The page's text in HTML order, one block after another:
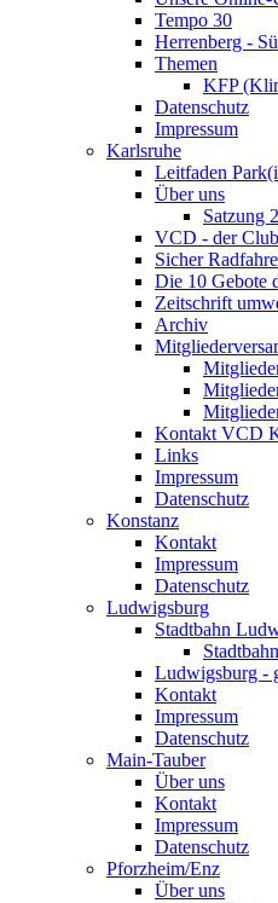
Tempo 30
Herrenberg -
Themen
KFP
Datenschutz
Impressum
Karlsruhe
Leitfaden
Über uns
Satzung
VCD - der
Sicher
Die 10 Gebote
Zeitschrift
Archiv
Kontakt VCD
Links
Impressum
Datenschutz
Konstanz
Kontakt
Impressum
Datenschutz
Ludwigsburg
Stadtbahn
Ludwigsburg -
Kontakt
Impressum
Datenschutz
Main-Tauber
Über uns
Kontakt
Impressum
Datenschutz
Pforzheim/Enz
Über uns